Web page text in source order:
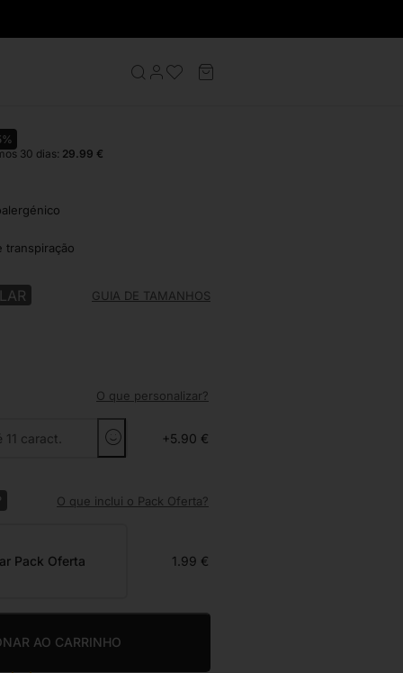
30 dias: 29.99 €
transpiração
GUIA DE TAMANHOS
O que personalizar?
+5.90 €
O que inclui o Pack Oferta?
Pack Oferta 1.99 €
AO CARRINHO